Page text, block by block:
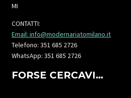
MI
CONTATTI:
Email: info@modernariatomilano.it
Telefono: 351 685 2726
WhatsApp: 351 685 2726
FORSE CERCAVI…